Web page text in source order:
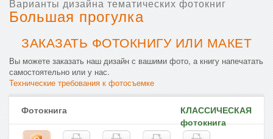
Варианты дизайна тематических фотокниг
Большая прогулка
ЗАКАЗАТЬ ФОТОКНИГУ ИЛИ МАКЕТ
Вы можете заказать наш дизайн с вашими фото, а книгу напечатать
самостоятельно или у нас.
Технические требования к фотосъемке
Фотокнига
КЛАССИЧЕСКАЯ
фотокнига